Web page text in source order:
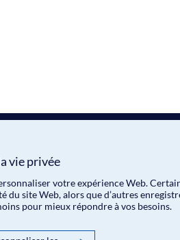
vie privée
votre expérience Web.
site Web, alors que d’autres
pour mieux répondre à vos besoins.